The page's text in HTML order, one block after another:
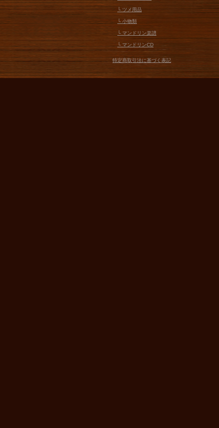
└ ツメ用品
└ 小物類
└ マンドリン楽譜
└ マンドリンCD
特定商取引法に基づく表記